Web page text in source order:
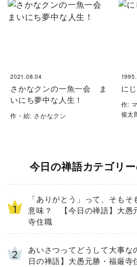
2021.08.04
さかなクンの一魚一会 ま
いにち夢中な人生！
作・絵: さかなクン
に
作:
俊太
今日の禅語カテゴリ
「ありがとう」って、そもそ
意味？ 【今日の禅語】大愚
寺住職
あいさつってどうして大事
日の禅語】大愚元勝・福厳寺